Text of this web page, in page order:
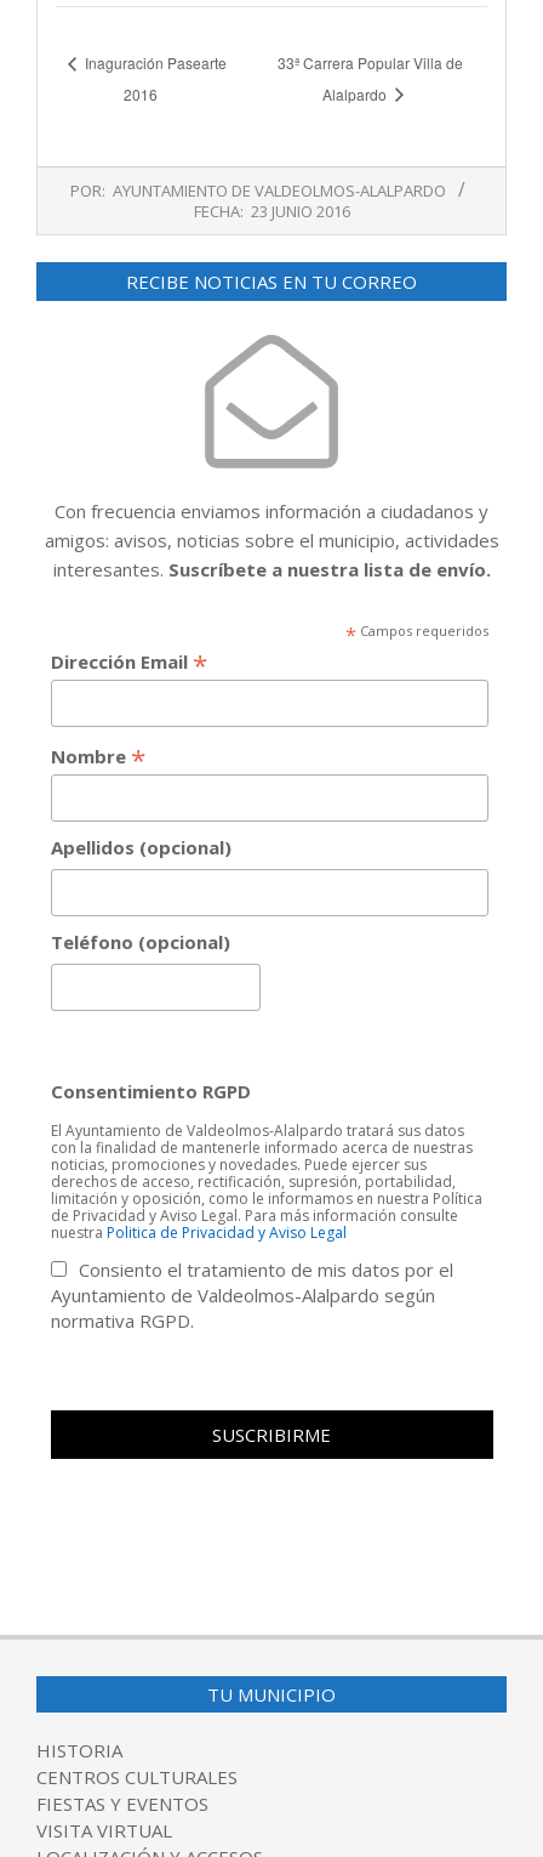
Inaguración Pasearte
2016
33ª Carrera Popular Villa de
Alalpardo
23
POR: AYUNTAMIENTO DE VALDEOLMOS-ALALPARDO
FECHA: 23 JUNIO 2016
RECIBE NOTICIAS EN TU CORREO
Con frecuencia enviamos información a ciudadanos y
amigos: avisos, noticias sobre el municipio, actividades
interesantes. Suscríbete a nuestra lista de envío.
*Campos requeridos
Dirección Email *
Nombre *
Apellidos (opcional)
Teléfono (opcional)
Consentimiento RGPD
El Ayuntamiento de Valdeolmos-Alalpardo tratará sus datos
con la finalidad de mantenerle informado acerca de nuestras
noticias, promociones y novedades. Puede ejercer sus
derechos de acceso, rectificación, supresión, portabilidad,
limitación y oposición, como le informamos en nuestra Política
de Privacidad y Aviso Legal. Para más información consulte
nuestra Politica de Privacidad y Aviso Legal
Consiento el tratamiento de mis datos por el
Ayuntamiento de Valdeolmos-Alalpardo según
normativa RGPD.
TU MUNICIPIO
HISTORIA
CENTROS CULTURALES
FIESTAS Y EVENTOS
VISITA VIRTUAL